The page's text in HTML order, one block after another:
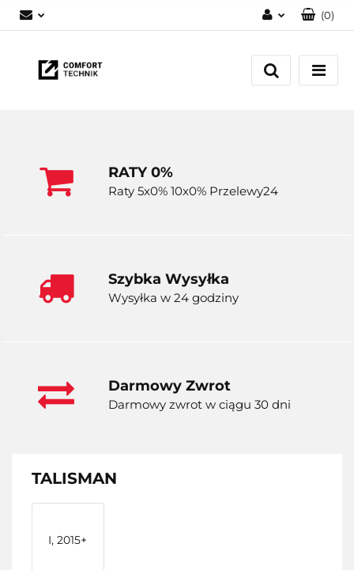
Zaloguj się
Zarejestruj się
(0)
RATY 0%
Raty 5x0% 10x0% Przelewy24
Szybka Wysyłka
Wysyłka w 24 godziny
Darmowy Zwrot
Darmowy zwrot w ciągu 30 dni
TALISMAN
I, 2015+